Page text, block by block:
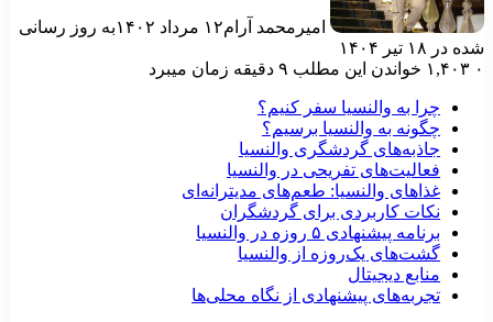
امیرمحمد آرام ۱۲ مرداد ۱۴۰۲
به روز رسانی
در ۱۸ تیر ۱۴۰۴
خواندن این مطلب ۹ دقیقه زمان میبرد
چرا به والنسیا سفر کنیم؟
چگونه به والنسیا برسیم؟
جاذبه‌های گردشگری والنسیا
فعالیت‌های تفریحی در والنسیا
غذاهای والنسیا: طعم‌های مدیترانه‌ای
نکات کاربردی برای گردشگران
برنامه پیشنهادی ۵ روزه در والنسیا
گشت‌های یک‌روزه از والنسیا
منابع دیجیتال
تجربه‌های پیشنهادی از نگاه محلی‌ها